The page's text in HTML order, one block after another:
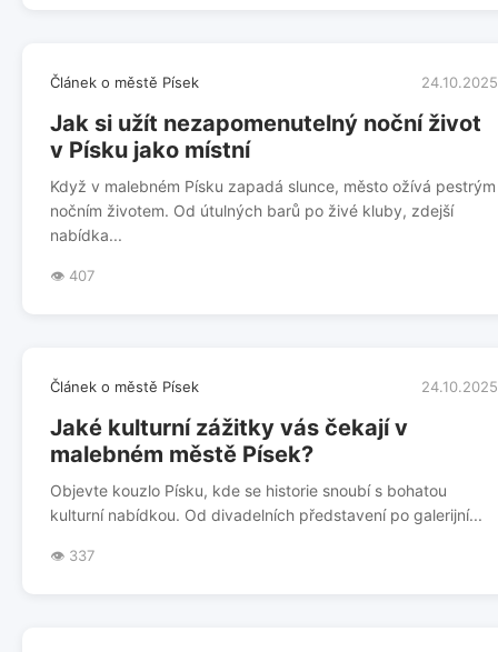
Článek o městě Písek 24.10.2025
Jak si užít nezapomenutelný noční život
v Písku jako místní
Když v malebném Písku zapadá slunce, město ožívá pestrým
nočním životem. Od útulných barů po živé kluby, zdejší
nabídka...
👁️ 407
Článek o městě Písek 24.10.2025
Jaké kulturní zážitky vás čekají v
malebném městě Písek?
Objevte kouzlo Písku, kde se historie snoubí s bohatou
kulturní nabídkou. Od divadelních představení po galerijní...
👁️ 337